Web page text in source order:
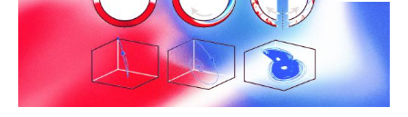
活动纵览
校园内外